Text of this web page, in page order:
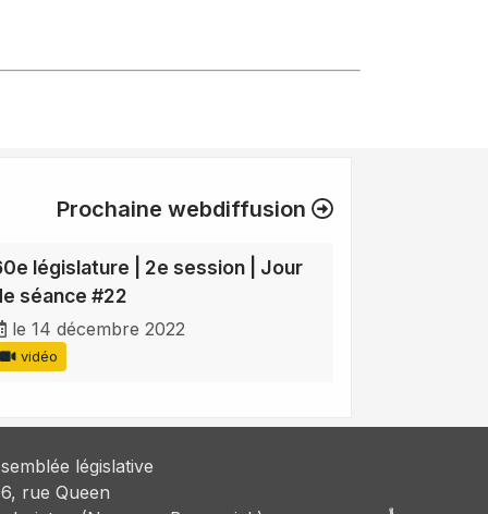
Prochaine webdiffusion
législature | 2e session | Jour
séance #22
le 14 décembre 2022
vidéo
législative
rue Queen